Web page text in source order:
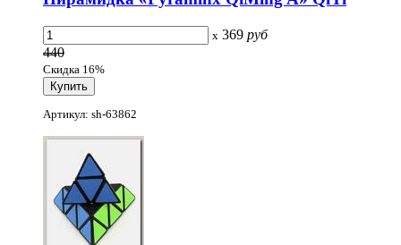
x 369 руб
440
Скидка 16%
Артикул: sh-63862